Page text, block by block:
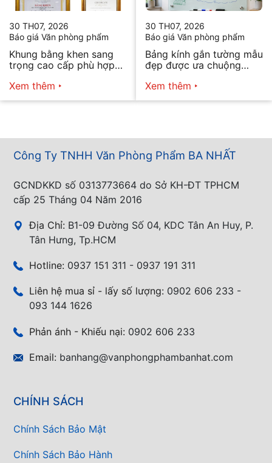
30 TH07, 2026
Báo giá Văn phòng phẩm
Khung bằng khen sang
trọng cao cấp phù hợp
Xem thêm
30 TH07, 2026
Báo giá Văn phòng phẩm
Bảng kính gắn tường mẫu
đẹp được ưa chuộng
Xem thêm
Công Ty TNHH Văn Phòng Phẩm BA NHẤT
GCNDKKD số 0313773664 do Sở KH-ĐT TPHCM
cấp 25 Tháng 04 Năm 2016
Địa Chỉ: B1-09 Đường Số 04, KDC Tân An Huy, P.
Tân Hưng, Tp.HCM
Hotline: 0937 151 311 - 0937 191 311
Liên hệ mua sỉ - lấy số lượng: 0902 606 233 -
093 144 1626
Phản ánh - Khiếu nại: 0902 606 233
Email: banhang@vanphongphambanhat.com
CHÍNH SÁCH
Chính Sách Bảo Mật
Chính Sách Bảo Hành